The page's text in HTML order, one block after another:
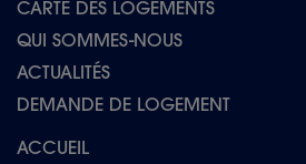
CARTE DES LOGEMENTS
QUI SOMMES-NOUS
ACTUALITÉS
DEMANDE DE LOGEMENT
ACCUEIL